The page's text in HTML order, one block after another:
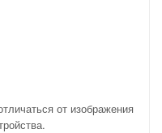
от изображения